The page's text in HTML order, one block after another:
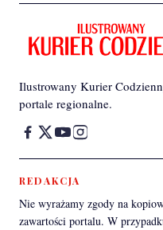
Ilustrowany Kurier
portale regionalne.
REDAKCJA
Nie wyrażamy zgody na
zawartości portalu. W